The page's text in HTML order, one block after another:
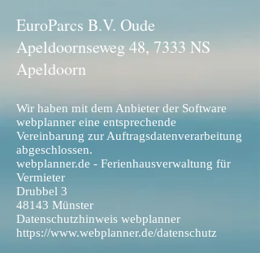
EuroParcs B.V. Oude
Apeldoornseweg 48, 7333 NS
Apeldoorn
Wir haben mit dem Anbieter der Software
webplanner eine entsprechende
Vereinbarung zur Auftragsdatenverarbeitung
abgeschlossen.
webplanner.de - Ferienhausverwaltung für
Vermieter
Drubbel 3
48143 Münster
Datenschutzhinweis webplanner
https://www.webplanner.de/datenschutz